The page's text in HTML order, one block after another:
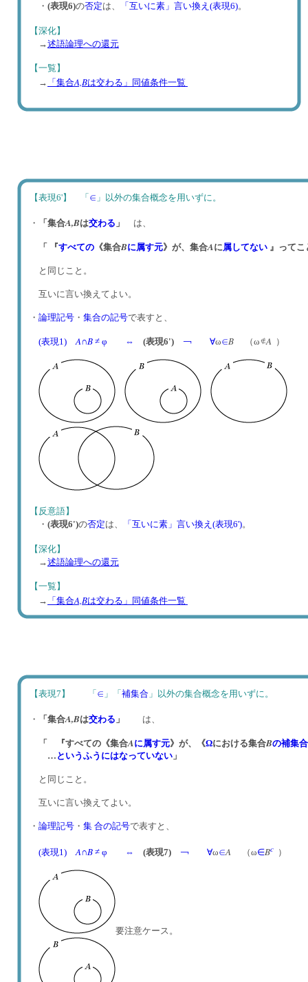
・ (表現6)の否定は、 「互いに素」言い換え(表現6)。
【深化】
→述語論理への還元
【一覧】
→ 「集合A,Bは交わる」同値条件一覧
【表現6'】 「 ∈ 」以外の集合概念を用いずに。
・ 「集合A,Bは交わる 」 は、
「 『すべての 《集合Bに属す元》が、集合Aに 属してない 』ってこ
と同じこと。
互いに言い換えてよい。
・ 論理記号 ・ 集合の記号で表すと、
(表現1) A∩B ≠ φ ⇔ (表現6') ￢ ∀ω∈B （ω A ）
【反意語】
・ (表現6')の否定は、 「互いに素」言い換え(表現6')。
【深化】
→述語論理への還元
【一覧】
→ 「集合A,Bは交わる」同値条件一覧
【表現7】 「 ∈ 」「 補集合 」以外の集合概念を用いずに。
・ 「集合A,Bは交わる 」 は、
「 『すべての《集合Aに属す元》が、《Ωにおける集合Bの補集合
… というふうにはなっていない 」
と同じこと。
互いに言い換えてよい。
・ 論理記号 ・ 集 合の記号で表すと、
(表現1)A∩B ≠ φ ⇔ (表現7) ￢ ∀ω∈A （ω∈Bc ）
要注意ケース。